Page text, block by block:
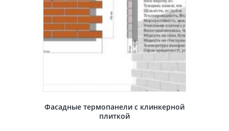
Фасадные термопанели с клинкерной
плиткой